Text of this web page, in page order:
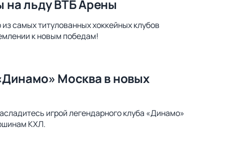
на льду ВТБ Арены
самых титулованных хоккейных клубов
к новым победам!
Москва в новых
игрой легендарного клуба «Динамо»
КХЛ.